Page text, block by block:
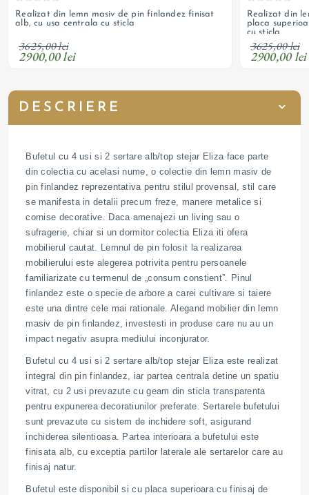
Realizat din lemn masiv de pin finlandez finisat
alb, cu usa centrala cu sticla
3625,00 lei
2900,00 lei
Realizat din
placa
cu sticla
3625,00 lei
2900,00 lei
DESCRIERE
Bufetul cu 4 usi si 2 sertare alb/top stejar Eliza face parte
din colectia cu acelasi nume, o colectie din lemn masiv de
pin finlandez reprezentativa pentru stilul provensal, stil care
se manifesta in detalii precum freze, manere metalice si
cornise decorative. Daca amenajezi un living sau o
sufragerie, chiar si un dormitor colectia Eliza iti ofera
mobilierul cautat. Lemnul de pin folosit la realizarea
mobilierului este alegerea potrivita pentru persoanele
familiarizate cu termenul de „consum constient”. Pinul
finlandez este o specie de arbore a carei cultivare si taiere
este una dintre cele mai rationale. Alegand mobilier din lemn
masiv de pin finlandez, investesti in produse care nu au un
impact negativ asupra mediului inconjurator.
Bufetul cu 4 usi si 2 sertare alb/top stejar Eliza este realizat
integral din pin finlandez, iar partea centrala detine un spatiu
vitrat, cu 2 usi prevazute cu geam din sticla transparenta
pentru expunerea decoratiunilor preferate. Sertarele bufetului
sunt prevazute cu sistem de inchidere soft, asigurand
inchiderea silentioasa. Partea interioara a bufetului este
finisata alb, cu exceptia partilor laterale ale sertarelor care au
finisaj natur.
Bufetul este disponibil si cu placa superioara cu finisaj de